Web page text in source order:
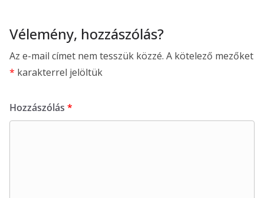
Vélemény, hozzászólás?
Az e-mail címet nem tesszük közzé. A kötelező mezőket
* karakterrel jelöltük
Hozzászólás *